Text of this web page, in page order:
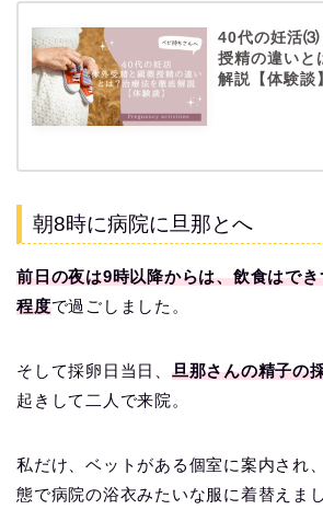
40代の妊活⑶
授精の違いと
解説【体験談
朝8時に病院に旦那とへ
前日の夜は9時以降からは、飲食はで
程度で過ごしました。
そして採卵日当日、 旦那さんの精子の
起きして二人で来院。
私だけ、ベットがある個室に案内され
態で病院の浴衣みたいな服に着替えまし